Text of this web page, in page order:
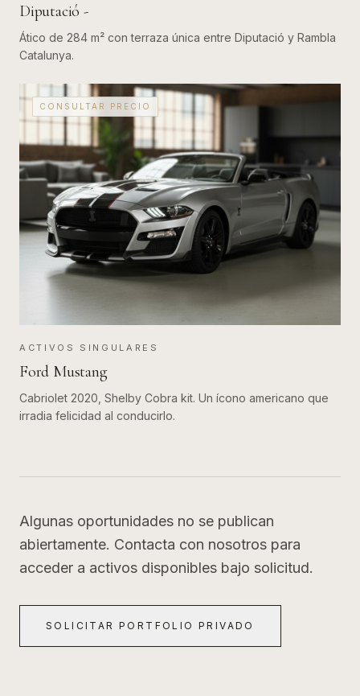
Diputació - ​
Ático de 284 m² con terraza única entre Diputació y Rambla
Catalunya.
CONSULTAR PRECIO
ACTIVOS SINGULARES
Ford Mustang
Cabriolet 2020, Shelby Cobra kit. Un ícono americano que
irradia felicidad al conducirlo.
Algunas oportunidades no se publican
abiertamente. Contacta con nosotros para
acceder a activos disponibles bajo solicitud.
SOLICITAR PORTFOLIO PRIVADO